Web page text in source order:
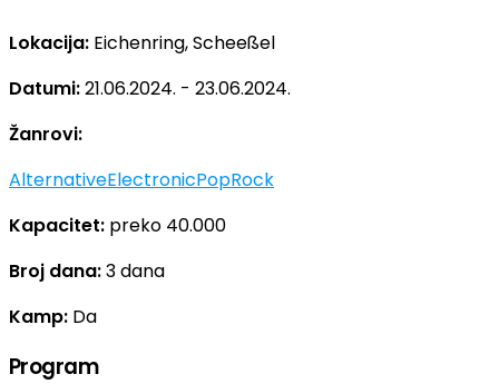
Lokacija: Eichenring, Scheeßel
Datumi:21.06.2024. - 23.06.2024.
Žanrovi:
AlternativeElectronicPopRock
Kapacitet: preko 40.000
Broj dana:3 dana
Kamp: Da
Program